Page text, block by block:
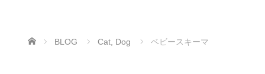
ホーム BLOG Cat Dog ベビースキーマ